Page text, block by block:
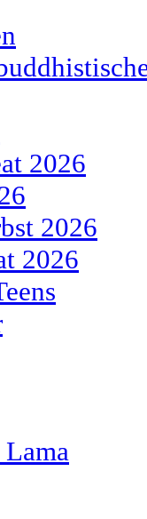
2026
2026
2026